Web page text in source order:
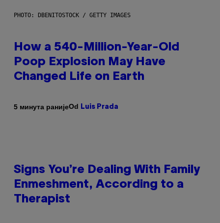
PHOTO: DBENITOSTOCK / GETTY IMAGES
How a 540-Million-Year-Old
Poop Explosion May Have
Changed Life on Earth
5 минута ранијеOd Luis Prada
Signs You’re Dealing With Family
Enmeshment, According to a
Therapist